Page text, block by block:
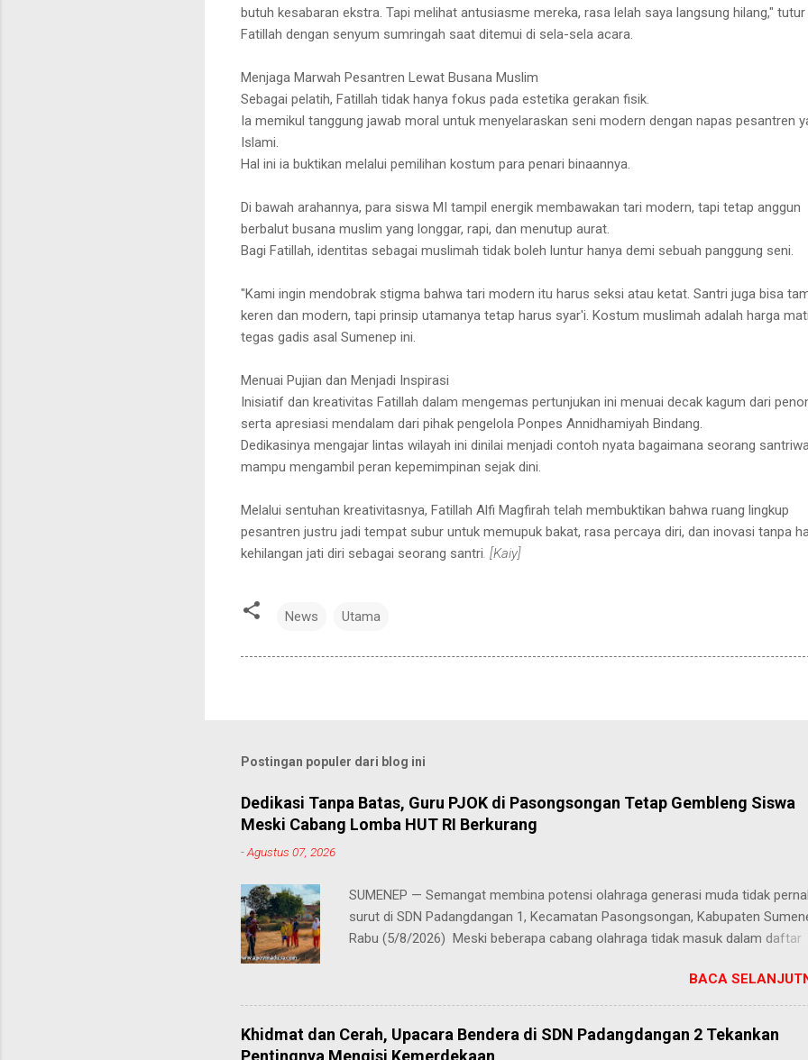
butuh kesabaran ekstra. Tapi melihat antusiasme mereka, rasa lelah saya langsung hilang," tutur
Fatillah dengan senyum sumringah saat ditemui di sela-sela acara.
Menjaga Marwah Pesantren Lewat Busana Muslim
Sebagai pelatih, Fatillah tidak hanya fokus pada estetika gerakan fisik.
Ia memikul tanggung jawab moral untuk menyelaraskan seni modern dengan napas pesantren
Islami.
Hal ini ia buktikan melalui pemilihan kostum para penari binaannya.
Di bawah arahannya, para siswa MI tampil energik membawakan tari modern, tapi tetap anggun
berbalut busana muslim yang longgar, rapi, dan menutup aurat.
Bagi Fatillah, identitas sebagai muslimah tidak boleh luntur hanya demi sebuah panggung seni.
"Kami ingin mendobrak stigma bahwa tari modern itu harus seksi atau ketat. Santri juga bisa
keren dan modern, tapi prinsip utamanya tetap harus syar'i. Kostum muslimah adalah harga
tegas gadis asal Sumenep ini.
Menuai Pujian dan Menjadi Inspirasi
Inisiatif dan kreativitas Fatillah dalam mengemas pertunjukan ini menuai decak kagum dari
serta apresiasi mendalam dari pihak pengelola Ponpes Annidhamiyah Bindang.
Dedikasinya mengajar lintas wilayah ini dinilai menjadi contoh nyata bagaimana seorang
mampu mengambil peran kepemimpinan sejak dini.
Melalui sentuhan kreativitasnya, Fatillah Alfi Magfirah telah membuktikan bahwa ruang lingkup
pesantren justru jadi tempat subur untuk memupuk bakat, rasa percaya diri, dan inovasi tanpa
kehilangan jati diri sebagai seorang santri. [Kaiy]
News Utama
Postingan populer dari blog ini
Dedikasi Tanpa Batas, Guru PJOK di Pasongsongan Tetap Gembleng Siswa
Meski Cabang Lomba HUT RI Berkurang
-Agustus 07, 2026
SUMENEP — Semangat membina potensi olahraga generasi muda tidak
surut di SDN Padangdangan 1, Kecamatan Pasongsongan, Kabupaten
Rabu (5/8/2026) Meski beberapa cabang olahraga tidak masuk dalam daftar
ini, proses latihan bagi para siswa tetap berjalan penuh antusias. Risqon
S.Pd., guru Pendidikan Jasmani, Olahraga, dan Kesehatan (PJOK) di sekolah
tersebut, memilih untuk terus mendampingi dan melatih anak-anak didiknya.
satu cabang yang absen pada perayaan tahun ini adalah lomba lari, padahal
BACA
Khidmat dan Cerah, Upacara Bendera di SDN Padangdangan 2 Tekankan
Pentingnya Mengisi Kemerdekaan